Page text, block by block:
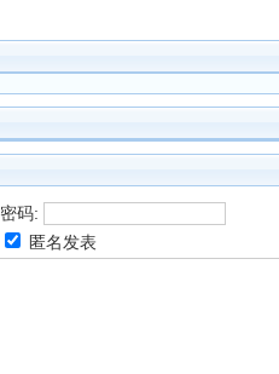
密码:
匿名发表